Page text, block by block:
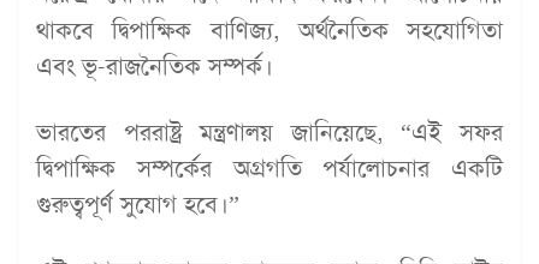
থাকবে দ্বিপাক্ষিক বাণিজ্য, অর্থনৈতিক সহযোগিতা
এবং ভূ-রাজনৈতিক সম্পর্ক।
ভারতের পররাষ্ট্র মন্ত্রণালয় জানিয়েছে, “এই সফর
দ্বিপাক্ষিক সম্পর্কের অগ্রগতি পর্যালোচনার একটি
গুরুত্বপূর্ণ সুযোগ হবে।”